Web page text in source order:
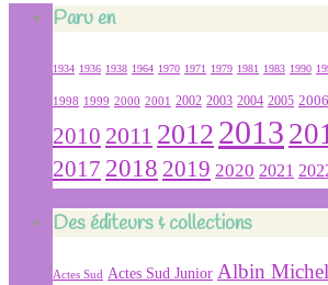
Paru en
1934 1936 1938 1964 1970 1971 1979 1981 1983 1990
1998 1999 2000 2001 2002 2003 2004 2005 2006
2010 2011 2012 2013
2017 2018 2019 2020 2021
Des éditeurs & collections
Actes Sud Actes Sud Junior Albin Michel